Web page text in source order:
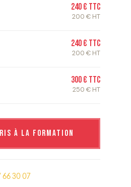
240 € TTC
200 € HT
240 € TTC
200 € HT
300 € TTC
250 € HT
à la formation
66 30 07